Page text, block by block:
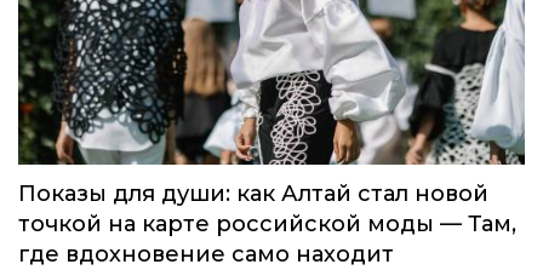
Показы для души: как Алтай стал новой
точкой на карте российской моды — Там,
где вдохновение само находит